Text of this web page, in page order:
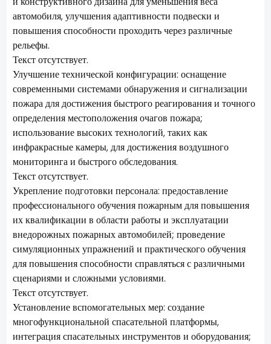
автомобиля, улучшения адаптивности подвески и
повышения способности проходить через различные
рельефы.
Текст отсутствует.
Улучшение технической конфигурации: оснащение
современными системами обнаружения и сигнализации
пожара для достижения быстрого реагирования и точного
определения местоположения очагов пожара;
использование высоких технологий, таких как
инфракрасные камеры, для достижения воздушного
мониторинга и быстрого обследования.
Текст отсутствует.
Укрепление подготовки персонала: предоставление
профессионального обучения пожарным для повышения
их квалификации в области работы и эксплуатации
внедорожных пожарных автомобилей; проведение
симуляционных упражнений и практического обучения
для повышения способности справляться с различными
сценариями и сложными условиями.
Текст отсутствует.
Установление вспомогательных мер: создание
многофункциональной спасательной платформы,
интеграция спасательных инструментов и оборудования;